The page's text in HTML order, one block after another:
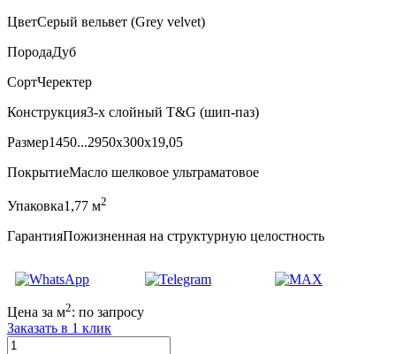
ЦветСерый вельвет (Grey velvet)
ПородаДуб
СортЧеректер
Конструкция3-х слойный T&G (шип-паз)
Размер1450...2950x300x19,05
ПокрытиеМасло шелковое ультраматовое
Упаковка1,77 м2
ГарантияПожизненная на структурную целостность
Цена за м2: по запросу
Заказать в 1 клик
Количество